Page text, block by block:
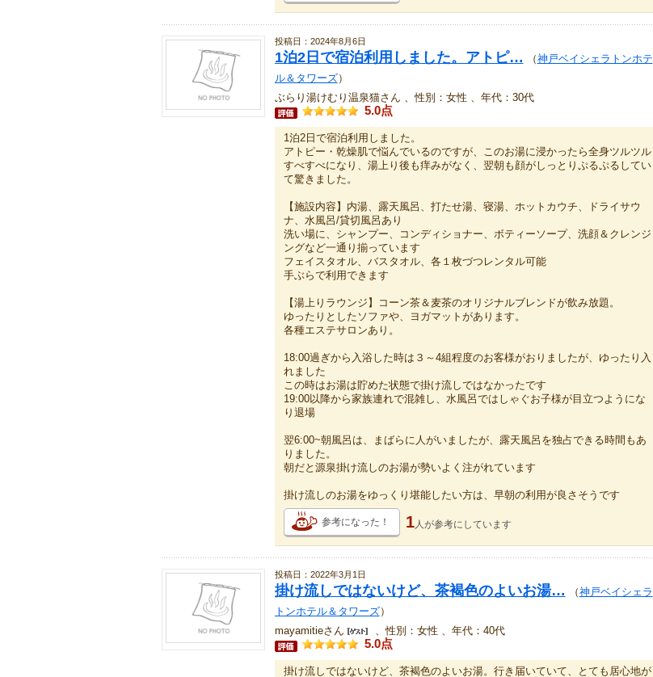
投稿日：2024年8月6日
1泊2日で宿泊利用しました。アトピ… （神戸ベイシェラトンホテ
ル＆タワーズ）
ぶらり湯けむり温泉猫さん 、性別：女性 、年代：30代
5.0点
1泊2日で宿泊利用しました。
アトピー・乾燥肌で悩んでいるのですが、このお湯に浸かったら全身ツルツル
すべすべになり、湯上り後も痒みがなく、翌朝も顔がしっとりぷるぷるしてい
て驚きました。
【施設内容】内湯、露天風呂、打たせ湯、寝湯、ホットカウチ、ドライサウ
ナ、水風呂/貸切風呂あり
洗い場に、シャンプー、コンディショナー、ボティーソープ、洗顔＆クレンジ
ングなど一通り揃っています
フェイスタオル、バスタオル、各１枚づつレンタル可能
手ぶらで利用できます
【湯上りラウンジ】コーン茶＆麦茶のオリジナルブレンドが飲み放題。
ゆったりとしたソファや、ヨガマットがあります。
各種エステサロンあり。
18:00過ぎから入浴した時は３～4組程度のお客様がおりましたが、ゆったり入
れました
この時はお湯は貯めた状態で掛け流しではなかったです
19:00以降から家族連れで混雑し、水風呂ではしゃぐお子様が目立つようにな
り退場
翌6:00~朝風呂は、まばらに人がいましたが、露天風呂を独占できる時間もあ
りました。
朝だと源泉掛け流しのお湯が勢いよく注がれています
掛け流しのお湯をゆっくり堪能したい方は、早朝の利用が良さそうです
参考になった！ 1人が参考にしています
投稿日：2022年3月1日
掛け流しではないけど、茶褐色のよいお湯… （神戸ベイシェラ
トンホテル＆タワーズ）
mayamitieさん
、性別：女性 、年代：40代
5.0点
掛け流しではないけど、茶褐色のよいお湯。行き届いていて、とても居心地が